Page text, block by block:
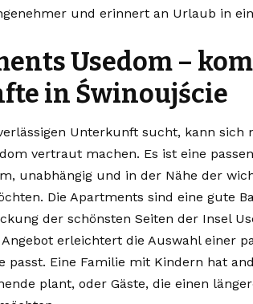
und erinnert an Urlaub in
Usedom –
in Świnoujście
Unterkunft sucht, kann sich
vertraut machen. Es ist eine
unabhängig und in der Nähe der
Die Apartments sind eine gute
der schönsten Seiten der Insel
erleichtert die Auswahl einer
passt. Eine Familie mit Kindern hat
plant, oder Gäste, die einen